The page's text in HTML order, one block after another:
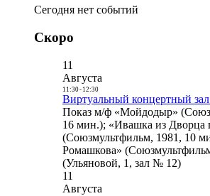
Сегодня нет событий
Скоро
11
Августа
11:30- 12:30
Виртуальный концертный
Показ м/ф «Мойдодыр»
16 мин.); «Ивашка из Дворца
(Союзмультфильм, 1981, 10
Ромашкова»
(Ульяновой, 1, зал № 12)
11
Августа